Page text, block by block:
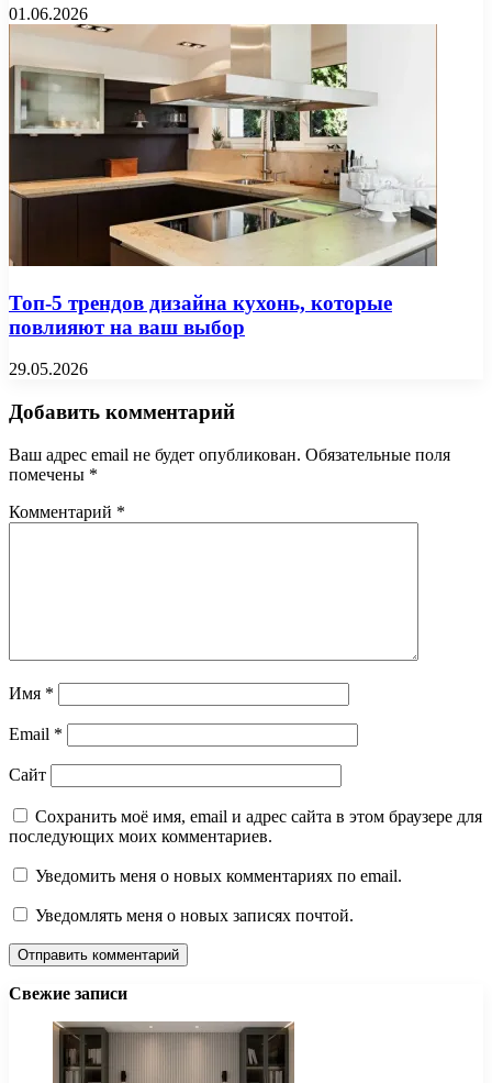
01.06.2026
Топ-5 трендов дизайна кухонь, которые
повлияют на ваш выбор
29.05.2026
Добавить комментарий
Ваш адрес email не будет опубликован. Обязательные поля
помечены *
Комментарий *
Имя *
Email *
Сайт
Сохранить моё имя, email и адрес сайта в этом браузере для
последующих моих комментариев.
Уведомить меня о новых комментариях по email.
Уведомлять меня о новых записях почтой.
Свежие записи